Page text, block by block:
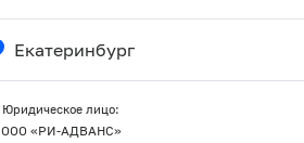
Екатеринбург
Юридическое лицо:
ООО «РИ-АДВАНС»